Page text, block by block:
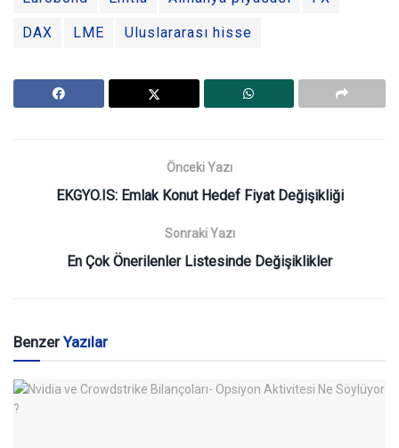
DAX LME Uluslararası hisse
Önceki Yazı
EKGYO.IS: Emlak Konut Hedef Fiyat Değişikliği
Sonraki Yazı
En Çok Önerilenler Listesinde Değişiklikler
BenzerYazılar